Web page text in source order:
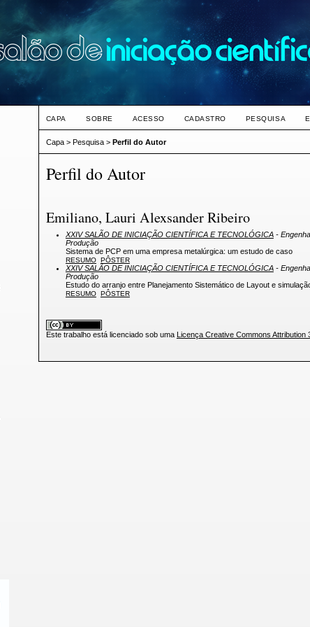
CAPA SOBRE ACESSO CADASTRO PESQUISA
Capa> Pesquisa> Perfil do Autor
Perfil do Autor
Emiliano, Lauri Alexsander Ribeiro
XXIV SALÃO DE INICIAÇÃO CIENTÍFICA E TECNOLÓGICA-
Produção
Sistema de PCP em uma empresa metalúrgica: um estudo de caso
RESUMO PÔSTER
XXIV SALÃO DE INICIAÇÃO CIENTÍFICA E TECNOLÓGICA-
Produção
Estudo do arranjo entre Planejamento Sistemático de Layout e
RESUMO PÔSTER
Este trabalho está licenciado sob uma Licença Creative Commons Attribution